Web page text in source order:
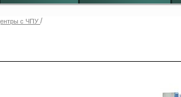
с ЧПУ /